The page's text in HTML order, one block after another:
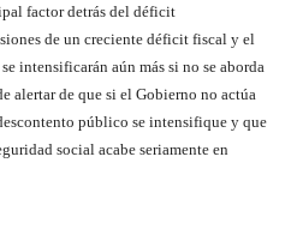
factor detrás del déficit
de un creciente déficit fiscal y el
intensificarán aún más si no se aborda
alertar de que si el Gobierno no actúa
público se intensifique y que
social acabe seriamente en